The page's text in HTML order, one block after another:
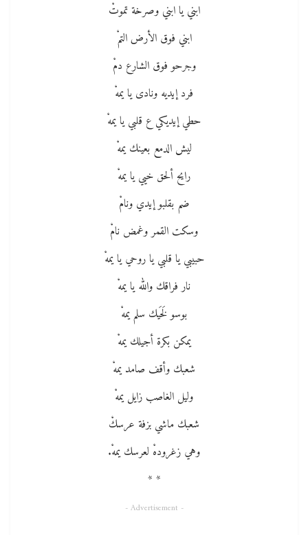
ابني يا ابني وصرخة تموتْ
ابني فوق الأرض التمْ
وجرحو فوق الشارع دمْ
فرد إيديه ونادى يا يمهْ
حطي إيديكي ع قلبي يا يمهْ
ليش الدمع بعينك يمهْ
رايح ألحق خيي يا يمهْ
ضم بقلبو إيدي ونامْ
وسكت القمر وغمض نامْ
حبيبي يا قلبي يا روحي يا يمهْ
نار فراقك والله يا يمهْ
بوسو لَخَيك سلم يمهْ
يمكن بكرة أجيلك يمهْ
شعبك وأقف صامد يمهْ
وليل الغاصب زايل يمهْ
شعبك ماشي بزفة عرسكْ
وهي زغرودهْ لعرسك يمهْ.
* *
- Advertisement -